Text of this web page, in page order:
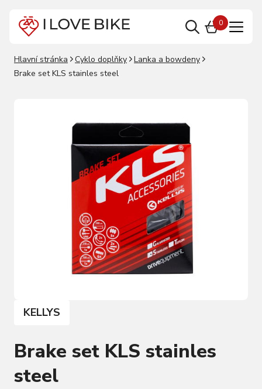
0
Hlavní stránka Cyklo doplňky
Lanka a bowdeny
Brake set KLS stainles steel
KELLYS
Brake set KLS stainles
steel